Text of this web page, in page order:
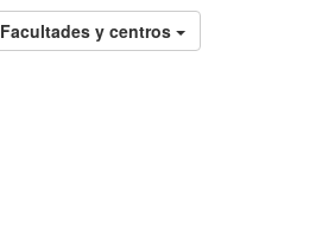
Facultades y centros